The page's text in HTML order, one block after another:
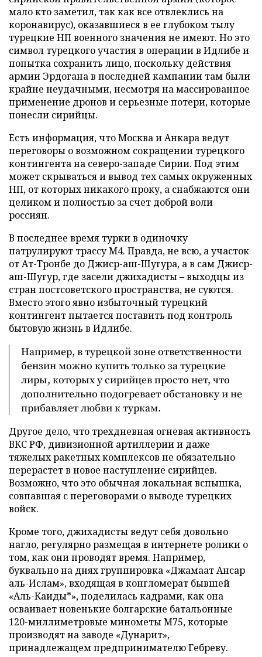
мало кто заметил, так как все отвлеклись на
коронавирус), оказавшиеся в ее глубоком тылу
турецкие НП военного значения не имеют. Но это
символ турецкого участия в операции в Идлибе и
попытка сохранить лицо, поскольку действия
армии Эрдогана в последней кампании там были
крайне неудачными, несмотря на массированное
применение дронов и серьезные потери, которые
понесли сирийцы.
Есть информация, что Москва и Анкара ведут
переговоры о возможном сокращении турецкого
контингента на северо-западе Сирии. Под этим
может скрываться и вывод тех самых окруженных
НП, от которых никакого проку, а снабжаются они
целиком и полностью за счет доброй воли
россиян.
В последнее время турки в одиночку
патрулируют трассу М4. Правда, не всю, а участок
от Ат-Тронбе до Джиср-аш-Шугура, а в сам Джиср-
аш-Шугур, где засели джихадисты – выходцы из
стран постсоветского пространства, не суются.
Вместо этого явно избыточный турецкий
контингент пытается поставить под контроль
бытовую жизнь в Идлибе.
Например, в турецкой зоне ответственности
бензин можно купить только за турецкие
лиры, которых у сирийцев просто нет, что
дополнительно подогревает обстановку и не
прибавляет любви к туркам.
Другое дело, что трехдневная огневая активность
ВКС РФ, дивизионной артиллерии и даже
тяжелых ракетных комплексов не обязательно
перерастет в новое наступление сирийцев.
Возможно, что это обычная локальная вспышка,
совпавшая с переговорами о выводе турецких
войск.
Кроме того, джихадисты ведут себя довольно
нагло, регулярно размещая в интернете ролики о
том, как они проводят время. Например,
буквально на днях группировка «Джамаат Ансар
аль-Ислам», входящая в конгломерат бывшей
«Аль-Каиды*», поделилась кадрами, как она
осваивает новенькие болгарские батальонные
120-миллиметровые минометы М75, которые
производят на заводе «Дунарит»,
принадлежащем предпринимателю Гебреву.